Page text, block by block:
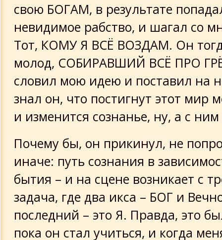
свою БОГАМ, в результате
невидимое рабство, и шагал со
Тот, КОМУ Я ВСЁ ВОЗДАМ. Он
молод, СОБИРАВШИЙ ВСЁ ПРО
словил мою идею и поставил на
знал он, что постигнут этот мир
и изменится сознанье, ну, а с
Почему бы, он прикинул, не
иначе: путь сознания в
бытия – и на сцене возникает с
задача, где два икса – БОГ и
последний – это Я. Правда, это
пока он стал учиться, и когда